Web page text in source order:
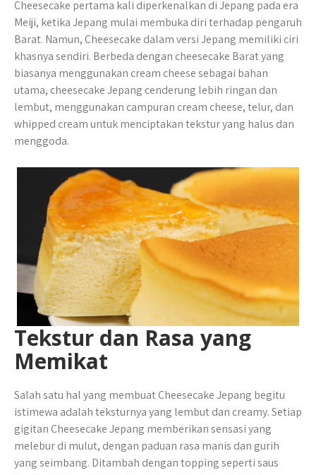
Cheesecake pertama kali diperkenalkan di Jepang pada era
Meiji, ketika Jepang mulai membuka diri terhadap pengaruh
Barat. Namun, Cheesecake dalam versi Jepang memiliki ciri
khasnya sendiri. Berbeda dengan cheesecake Barat yang
biasanya menggunakan cream cheese sebagai bahan
utama, cheesecake Jepang cenderung lebih ringan dan
lembut, menggunakan campuran cream cheese, telur, dan
whipped cream untuk menciptakan tekstur yang halus dan
menggoda.
Tekstur dan Rasa yang
Memikat
Salah satu hal yang membuat Cheesecake Jepang begitu
istimewa adalah teksturnya yang lembut dan creamy. Setiap
gigitan Cheesecake Jepang memberikan sensasi yang
melebur di mulut, dengan paduan rasa manis dan gurih
yang seimbang. Ditambah dengan topping seperti saus